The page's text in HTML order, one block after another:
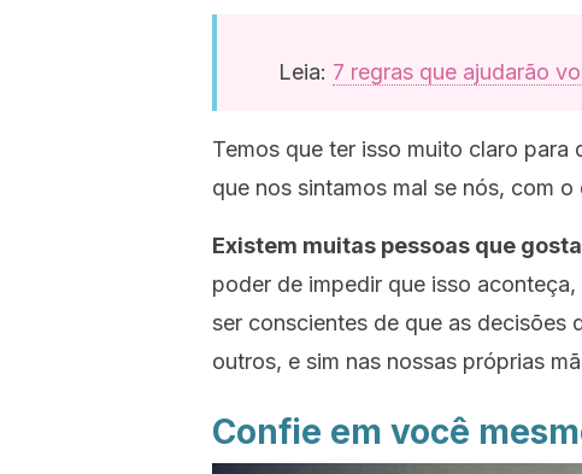
Leia: 7 regras que ajudarão
Temos que ter isso muito claro
que nos sintamos mal se nós, com
Existem muitas pessoas que
poder de impedir que isso
ser conscientes de que as decisões
outros, e sim nas nossas próprias
Confie em você